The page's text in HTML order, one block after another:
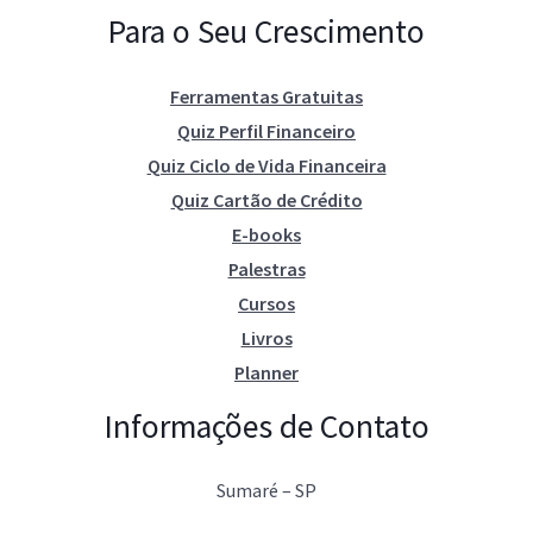
Para o Seu Crescimento
Ferramentas Gratuitas
Quiz Perfil Financeiro
Quiz Ciclo de Vida Financeira
Quiz Cartão de Crédito
E-books
Palestras
Cursos
Livros
Planner
Informações de Contato
Sumaré – SP